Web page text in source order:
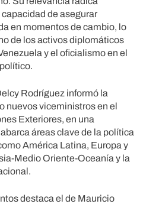
de asegurar
en momentos de cambio, lo
de los activos diplomáticos
y el oficialismo en el
Rodríguez informó la
nuevos viceministros en el
Exteriores, en una
áreas clave de la política
América Latina, Europa y
Medio Oriente-Oceanía y la
destaca el de Mauricio